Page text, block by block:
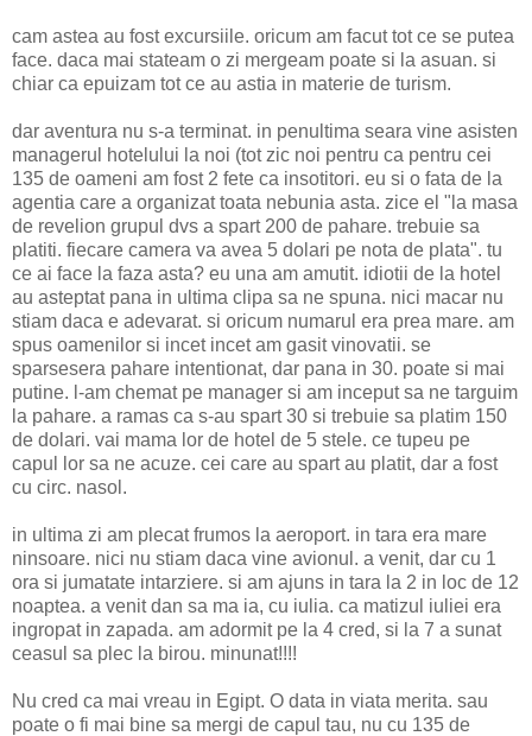
cam astea au fost excursiile. oricum am facut tot ce se putea
face. daca mai stateam o zi mergeam poate si la asuan. si
chiar ca epuizam tot ce au astia in materie de turism.
dar aventura nu s-a terminat. in penultima seara vine asisten
managerul hotelului la noi (tot zic noi pentru ca pentru cei
135 de oameni am fost 2 fete ca insotitori. eu si o fata de la
agentia care a organizat toata nebunia asta. zice el "la masa
de revelion grupul dvs a spart 200 de pahare. trebuie sa
platiti. fiecare camera va avea 5 dolari pe nota de plata". tu
ce ai face la faza asta? eu una am amutit. idiotii de la hotel
au asteptat pana in ultima clipa sa ne spuna. nici macar nu
stiam daca e adevarat. si oricum numarul era prea mare. am
spus oamenilor si incet incet am gasit vinovatii. se
sparsesera pahare intentionat, dar pana in 30. poate si mai
putine. l-am chemat pe manager si am inceput sa ne targuim
la pahare. a ramas ca s-au spart 30 si trebuie sa platim 150
de dolari. vai mama lor de hotel de 5 stele. ce tupeu pe
capul lor sa ne acuze. cei care au spart au platit, dar a fost
cu circ. nasol.
in ultima zi am plecat frumos la aeroport. in tara era mare
ninsoare. nici nu stiam daca vine avionul. a venit, dar cu 1
ora si jumatate intarziere. si am ajuns in tara la 2 in loc de 12
noaptea. a venit dan sa ma ia, cu iulia. ca matizul iuliei era
ingropat in zapada. am adormit pe la 4 cred, si la 7 a sunat
ceasul sa plec la birou. minunat!!!!
Nu cred ca mai vreau in Egipt. O data in viata merita. sau
poate o fi mai bine sa mergi de capul tau, nu cu 135 de